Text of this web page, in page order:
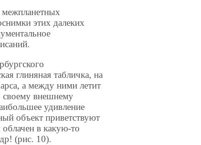
межпланетных
этих далеких
глиняная табличка, на
а между ними летит
своему внешнему
удивление
объект приветствуют
в какую-то
(рис. 10).